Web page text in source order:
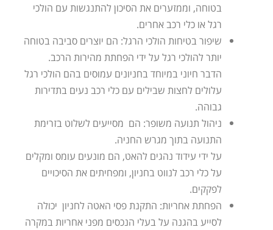
בטוחה, וממזערים את הסיכון להתנגשות עם הולכי
רגל או כלי רכב אחרים.
שיפור בטיחות הולכי הרגל: הם יוצרים סביבה בטוחה
יותר להולכי רגל על ידי הפחתת מהירות הרכב.
הדבר חיוני במיוחד בחניונים עמוסים בהם הולכי רגל
עלולים לחצות שבילים עם כלי רכב נעים בתדירות
גבוהה.
ניהול תנועה משופר: הם מסייעים לשלוט בזרימת
התנועה בתוך מגרש החניה.
על ידי עידוד נהגים להאט, הם מונעים עומס ומקלים
על כלי רכב לנווט בחניון, ומפחיתים את הסיכויים
לפקקים.
הפחתת אחריות: התקנת פסי האטה לחניון יכולה
לסייע בהגנה על בעלי הנכסים מפני אחריות במקרה